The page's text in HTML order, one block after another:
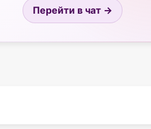
Перейти в чат →